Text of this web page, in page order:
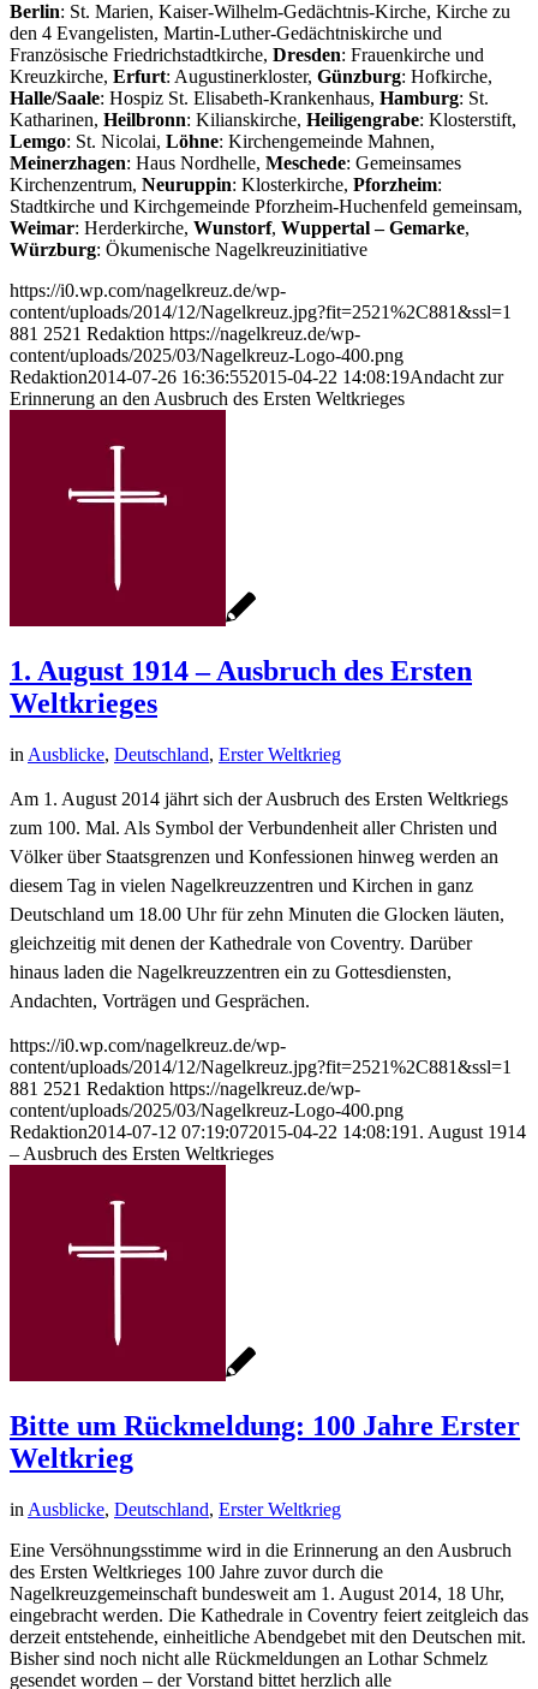
Berlin: St. Marien, Kaiser-Wilhelm-Gedächtnis-Kirche, Kirche zu
den 4 Evangelisten, Martin-Luther-Gedächtniskirche und
Französische Friedrichstadtkirche, Dresden: Frauenkirche und
Kreuzkirche, Erfurt: Augustinerkloster, Günzburg: Hofkirche,
Halle/Saale: Hospiz St. Elisabeth-Krankenhaus, Hamburg: St.
Katharinen, Heilbronn: Kilianskirche, Heiligengrabe: Klosterstift,
Lemgo: St. Nicolai, Löhne: Kirchengemeinde Mahnen,
Meinerzhagen: Haus Nordhelle, Meschede: Gemeinsames
Kirchenzentrum, Neuruppin: Klosterkirche, Pforzheim:
Stadtkirche und Kirchgemeinde Pforzheim-Huchenfeld gemeinsam,
Weimar: Herderkirche, Wunstorf, Wuppertal – Gemarke,
Würzburg: Ökumenische Nagelkreuzinitiative
https://i0.wp.com/nagelkreuz.de/wp-
content/uploads/2014/12/Nagelkreuz.jpg?fit=2521%2C881&ssl=1
881 2521 Redaktion https://nagelkreuz.de/wp-
content/uploads/2025/03/Nagelkreuz-Logo-400.png
Redaktion2014-07-26 16:36:552015-04-22 14:08:19Andacht zur
Erinnerung an den Ausbruch des Ersten Weltkrieges
1. August 1914 – Ausbruch des Ersten
Weltkrieges
in Ausblicke, Deutschland, Erster Weltkrieg
Am 1. August 2014 jährt sich der Ausbruch des Ersten Weltkriegs
zum 100. Mal. Als Symbol der Verbundenheit aller Christen und
Völker über Staatsgrenzen und Konfessionen hinweg werden an
diesem Tag in vielen Nagelkreuzzentren und Kirchen in ganz
Deutschland um 18.00 Uhr für zehn Minuten die Glocken läuten,
gleichzeitig mit denen der Kathedrale von Coventry. Darüber
hinaus laden die Nagelkreuzzentren ein zu Gottesdiensten,
Andachten, Vorträgen und Gesprächen.
https://i0.wp.com/nagelkreuz.de/wp-
content/uploads/2014/12/Nagelkreuz.jpg?fit=2521%2C881&ssl=1
881 2521 Redaktion https://nagelkreuz.de/wp-
content/uploads/2025/03/Nagelkreuz-Logo-400.png
Redaktion2014-07-12 07:19:072015-04-22 14:08:191. August 1914
– Ausbruch des Ersten Weltkrieges
Bitte um Rückmeldung: 100 Jahre Erster
Weltkrieg
in Ausblicke, Deutschland, Erster Weltkrieg
Eine Versöhnungsstimme wird in die Erinnerung an den Ausbruch
des Ersten Weltkrieges 100 Jahre zuvor durch die
Nagelkreuzgemeinschaft bundesweit am 1. August 2014, 18 Uhr,
eingebracht werden. Die Kathedrale in Coventry feiert zeitgleich das
derzeit entstehende, einheitliche Abendgebet mit den Deutschen mit.
Bisher sind noch nicht alle Rückmeldungen an Lothar Schmelz
gesendet worden – der Vorstand bittet herzlich alle